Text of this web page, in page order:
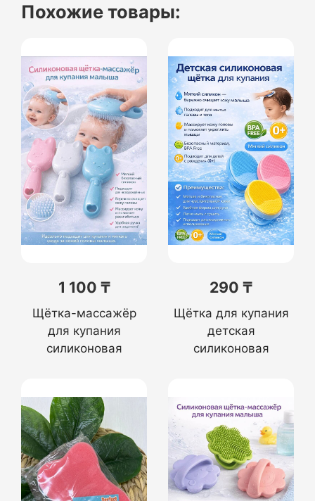
Похожие товары:
1 100 ₸
Щётка-массажёр
для купания
силиконовая
290 ₸
Щётка для купания
детская
силиконовая